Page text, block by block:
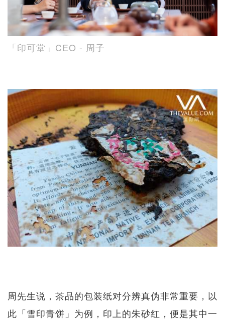
「印可堂」CEO - 周子
周先生说，茶品的包装纸对分辨真伪非常重要，以
此「雪印青饼」为例，印上的朱砂红，便是其中一